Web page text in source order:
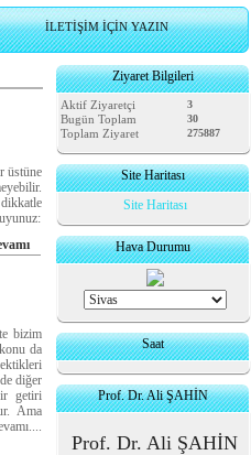
İLETİŞİM İÇİN YAZIN
üstüne
bizim
da
diğer
getiri
Ama
Ziyaret Bilgileri
Aktif Ziyaretçi 3
Bugün Toplam 30
Toplam Ziyaret 275887
Site Haritası
Site Haritası
Hava Durumu
Saat
Prof. Dr. Ali ŞAHİN
Prof. Dr. Ali ŞAHİN